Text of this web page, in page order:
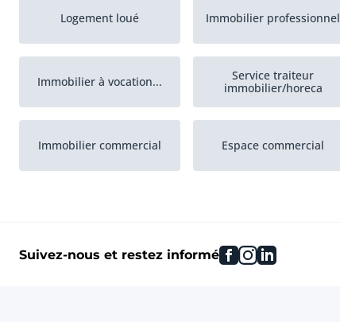
Logement loué Immobilier professionnel
Immobilier à vocation...
Service traiteur
immobilier/horeca
Immobilier commercial Espace commercial
Suivez-nous et restez informé facebook
instagram
linkedin